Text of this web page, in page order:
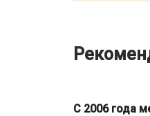
С 2006 года